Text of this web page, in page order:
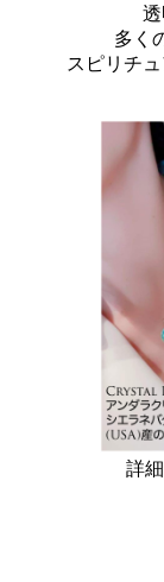
多く
スピリチ
詳